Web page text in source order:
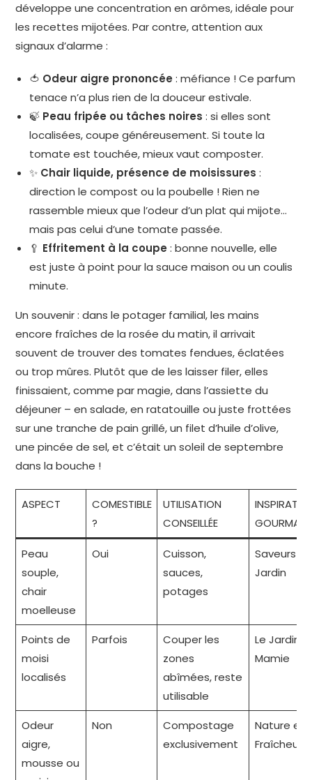
développe une concentration en arômes, idéale pour
les recettes mijotées. Par contre, attention aux
signaux d’alarme :
🍅 Odeur aigre prononcée : méfiance ! Ce parfum
tenace n’a plus rien de la douceur estivale.
🍃 Peau fripée ou tâches noires : si elles sont
localisées, coupe généreusement. Si toute la
tomate est touchée, mieux vaut composter.
✨ Chair liquide, présence de moisissures :
direction le compost ou la poubelle ! Rien ne
rassemble mieux que l’odeur d’un plat qui mijote…
mais pas celui d’une tomate passée.
🥄 Effritement à la coupe : bonne nouvelle, elle
est juste à point pour la sauce maison ou un coulis
minute.
Un souvenir : dans le potager familial, les mains
encore fraîches de la rosée du matin, il arrivait
souvent de trouver des tomates fendues, éclatées
ou trop mûres. Plutôt que de les laisser filer, elles
finissaient, comme par magie, dans l’assiette du
déjeuner – en salade, en ratatouille ou juste frottées
sur une tranche de pain grillé, un filet d’huile d’olive,
une pincée de sel, et c’était un soleil de septembre
dans la bouche !
ASPECT
COMESTIBLE
?
UTILISATION
CONSEILLÉE
Peau
souple,
chair
moelleuse
Oui
Cuisson,
sauces,
potages
Saveurs du
Jardin
Points de
moisi
localisés
Parfois
Couper les
zones
abîmées, reste
utilisable
Le Jardin
Mamie
Odeur
aigre,
mousse ou
Non
Compostage
exclusivement
Nature et
Fraîcheur